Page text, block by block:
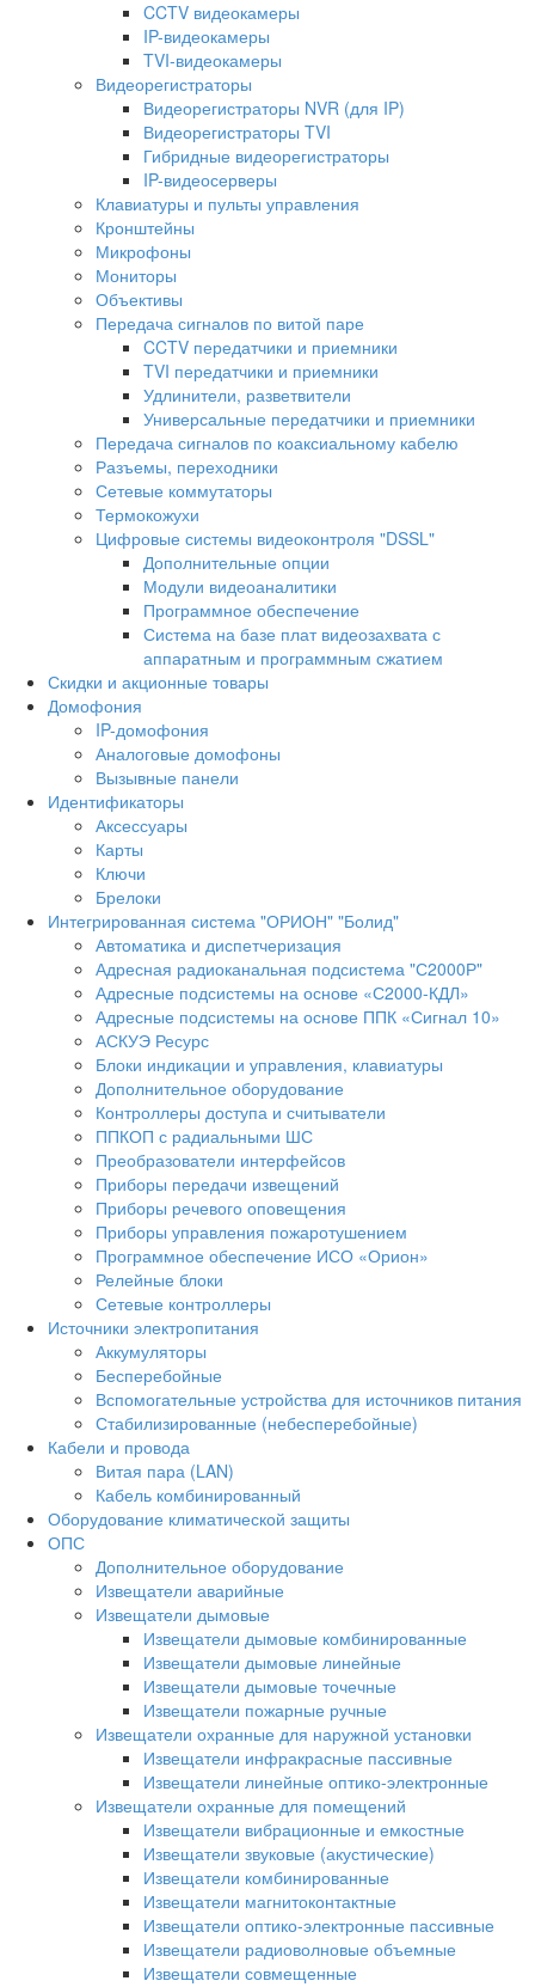
CCTV видеокамеры
IP-видеокамеры
TVI-видеокамеры
Видеорегистраторы
Видеорегистраторы NVR (для IP)
Видеорегистраторы TVI
Гибридные видеорегистраторы
IP-видеосерверы
Клавиатуры и пульты управления
Кронштейны
Микрофоны
Мониторы
Объективы
Передача сигналов по витой паре
CCTV передатчики и приемники
TVI передатчики и приемники
Удлинители, разветвители
Универсальные передатчики и приемники
Передача сигналов по коаксиальному кабелю
Разъемы, переходники
Сетевые коммутаторы
Термокожухи
Цифровые системы видеоконтроля "DSSL"
Дополнительные опции
Модули видеоаналитики
Программное обеспечение
Система на базе плат видеозахвата с
аппаратным и программным сжатием
Скидки и акционные товары
Домофония
IP-домофония
Аналоговые домофоны
Вызывные панели
Идентификаторы
Аксессуары
Карты
Ключи
Брелоки
Интегрированная система "ОРИОН" "Болид"
Автоматика и диспетчеризация
Адресная радиоканальная подсистема "С2000Р"
Адресные подсистемы на основе «С2000-КДЛ»
Адресные подсистемы на основе ППК «Сигнал 10»
АСКУЭ Ресурс
Блоки индикации и управления, клавиатуры
Дополнительное оборудование
Контроллеры доступа и считыватели
ППКОП с радиальными ШС
Преобразователи интерфейсов
Приборы передачи извещений
Приборы речевого оповещения
Приборы управления пожаротушением
Программное обеспечение ИСО «Орион»
Релейные блоки
Сетевые контроллеры
Источники электропитания
Аккумуляторы
Бесперебойные
Вспомогательные устройства для источников питания
Стабилизированные (небесперебойные)
Кабели и провода
Витая пара (LAN)
Кабель комбинированный
Оборудование климатической защиты
ОПС
Дополнительное оборудование
Извещатели аварийные
Извещатели дымовые
Извещатели дымовые комбинированные
Извещатели дымовые линейные
Извещатели дымовые точечные
Извещатели пожарные ручные
Извещатели охранные для наружной установки
Извещатели инфракрасные пассивные
Извещатели линейные оптико-электронные
Извещатели охранные для помещений
Извещатели вибрационные и емкостные
Извещатели звуковые (акустические)
Извещатели комбинированные
Извещатели магнитоконтактные
Извещатели оптико-электронные пассивные
Извещатели радиоволновые объемные
Извещатели совмещенные